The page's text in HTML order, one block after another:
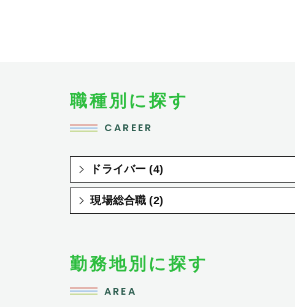
職種別に探す
CAREER
ドライバー (4)
現場総合職 (2)
勤務地別に探す
AREA